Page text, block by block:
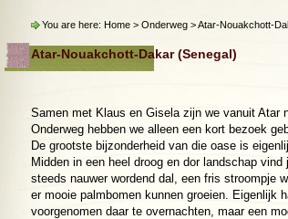
You are here: Home > Onderweg > Atar-Nouakchott-
Atar-Nouakchott-Dakar (Senegal)
Samen met Klaus en Gisela zijn we vanuit Atar
Onderweg hebben we alleen een kort bezoek
De grootste bijzonderheid van die oase is
Midden in een heel droog en dor landschap
steeds nauwer wordend dal, een fris stroompje
er mooie palmbomen kunnen groeien. Eigenlijk
voorgenomen daar te overnachten, maar een